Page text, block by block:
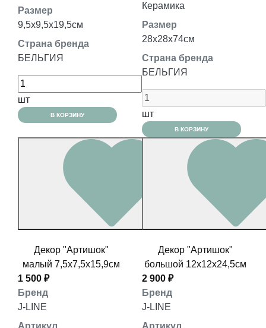
Размер
9,5x9,5x19,5см
Страна бренда
БЕЛЬГИЯ
шт
В КОРЗИНУ
Керамика
Размер
28x28x74см
Страна бренда
БЕЛЬГИЯ
шт
В КОРЗИНУ
Декор "Артишок"
малый 7,5x7,5x15,9см
1 500 ₽
Бренд
J-LINE
Артикул
Декор "Артишок"
большой 12x12x24,5см
2 900 ₽
Бренд
J-LINE
Артикул